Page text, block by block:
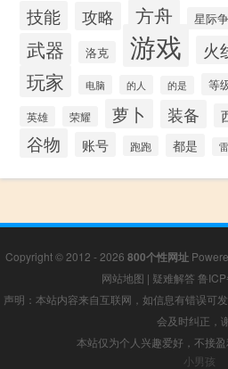
技能 攻略 方舟 星际
武器 洛克 游戏 火
玩家 电脑 的人 的是 等
英雄 荣耀 萝卜 装备
谷物 账号 跑跑 都是
Copyright © 2012 - 2026 800个性网址
网站地图 | 疑难解答 鲁
声明：本站内容来自互联网，如信息有错误可
会及时纠正，
本站仅为个人兴趣爱好，不接
小男孩